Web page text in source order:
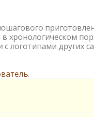
хронологическом
логотипами других